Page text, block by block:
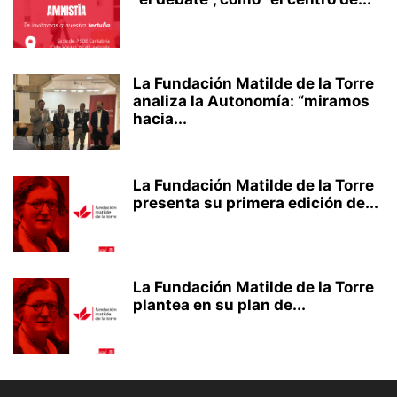
La Fundación Matilde de la Torre
analiza la Autonomía: “miramos
hacia...
La Fundación Matilde de la Torre
presenta su primera edición de...
La Fundación Matilde de la Torre
plantea en su plan de...